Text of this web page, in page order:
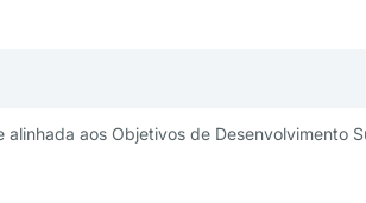
alinhada aos Objetivos de Desenvolvimento